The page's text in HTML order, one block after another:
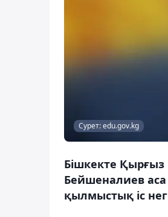
Сурет: edu.gov.kg
Бішкекте
Бейшеналиев аса
қылмыстық іс